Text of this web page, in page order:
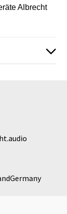
Albrecht